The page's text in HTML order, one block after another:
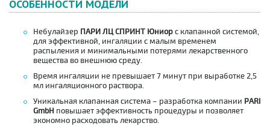
ОСОБЕННОСТИ МОДЕЛИ
Небулайзер ПАРИ ЛЦ СПРИНТ Юниорс клапанной системой,
для эффективной, ингаляции с малым временем
распыления и минимальными потерями лекарственного
вещества во внешнюю среду.
Время ингаляции не превышает 7 минут при выработке 2,5
мл ингаляционного раствора.
Уникальная клапанная система – разработка компании PARI
GmbH повышает эффективность процедуры и позволяет
экономно расходовать лекарство.